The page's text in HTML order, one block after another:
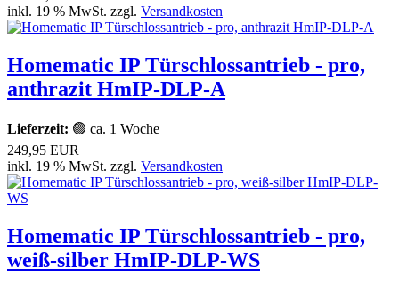
inkl. 19 % MwSt. zzgl. Versandkosten
Homematic IP Türschlossantrieb - pro,
anthrazit HmIP-DLP-A
Lieferzeit: 🟢 ca. 1 Woche
249,95 EUR
inkl. 19 % MwSt. zzgl. Versandkosten
Homematic IP Türschlossantrieb - pro,
weiß-silber HmIP-DLP-WS